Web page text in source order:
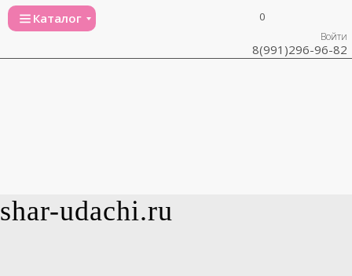
Каталог
Войти
0
8(991)296-96-82
shar-udachi.ru